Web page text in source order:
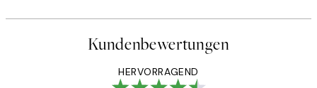
Kundenbewertungen
HERVORRAGEND